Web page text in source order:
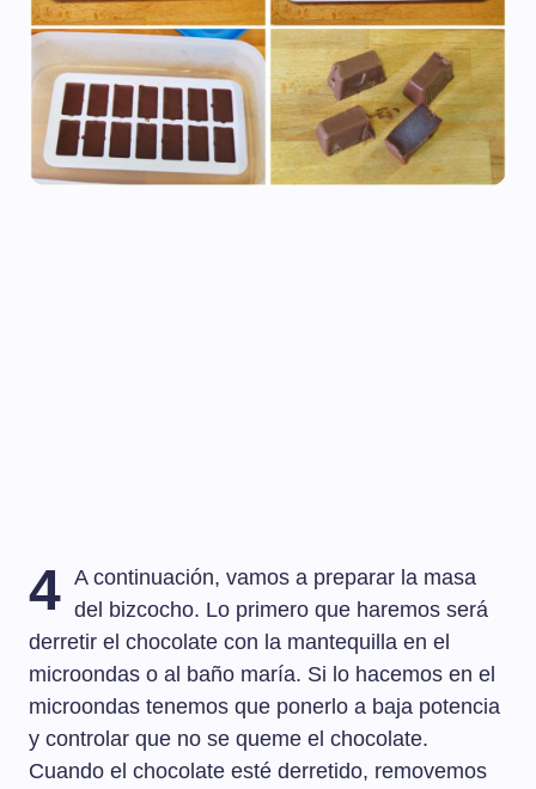
4 A continuación, vamos a preparar la masa
del bizcocho. Lo primero que haremos será
derretir el chocolate con la mantequilla en el
microondas o al baño maría. Si lo hacemos en el
microondas tenemos que ponerlo a baja potencia
y controlar que no se queme el chocolate.
Cuando el chocolate esté derretido, removemos